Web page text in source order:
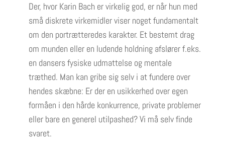
Der, hvor Karin Bach er virkelig god, er når hun med
små diskrete virkemidler viser noget fundamentalt
om den portrætteredes karakter. Et bestemt drag
om munden eller en ludende holdning afslører f.eks.
en dansers fysiske udmattelse og mentale
træthed. Man kan gribe sig selv i at fundere over
hendes skæbne: Er der en usikkerhed over egen
formåen i den hårde konkurrence, private problemer
eller bare en generel utilpashed? Vi må selv finde
svaret.